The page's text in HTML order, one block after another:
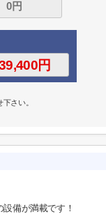
さい。
備が満載です！